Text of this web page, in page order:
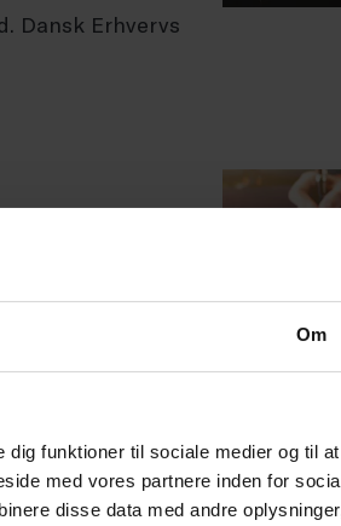
Om
funktioner til sociale medier og til
med vores partnere inden for
disse data med andre
Dansk Erhvervs
offentlige
er af flere